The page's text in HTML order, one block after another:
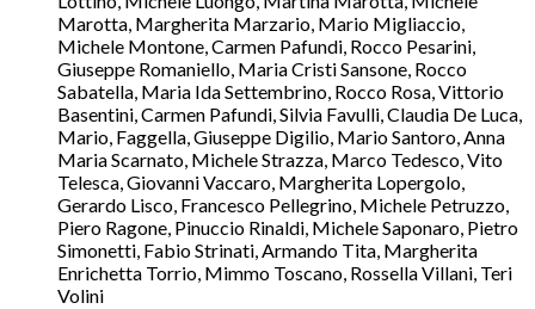
Marotta, Margherita Marzario, Mario Migliaccio,
Michele Montone, Carmen Pafundi, Rocco Pesarini,
Giuseppe Romaniello, Maria Cristi Sansone, Rocco
Sabatella, Maria Ida Settembrino, Rocco Rosa, Vittorio
Basentini, Carmen Pafundi, Silvia Favulli, Claudia De Luca,
Mario, Faggella, Giuseppe Digilio, Mario Santoro, Anna
Maria Scarnato, Michele Strazza, Marco Tedesco, Vito
Telesca, Giovanni Vaccaro, Margherita Lopergolo,
Gerardo Lisco, Francesco Pellegrino, Michele Petruzzo,
Piero Ragone, Pinuccio Rinaldi, Michele Saponaro, Pietro
Simonetti, Fabio Strinati, Armando Tita, Margherita
Enrichetta Torrio, Mimmo Toscano, Rossella Villani, Teri
Volini